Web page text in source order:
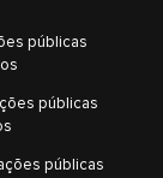
públicas
públicas
públicas